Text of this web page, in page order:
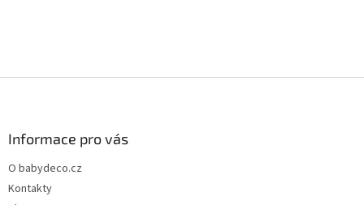
Informace pro vás
O babydeco.cz
Kontakty